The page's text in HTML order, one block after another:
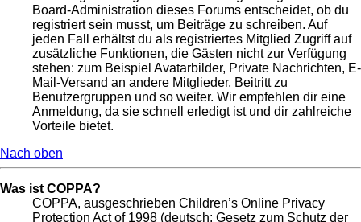
Board-Administration dieses Forums entscheidet, ob du
registriert sein musst, um Beiträge zu schreiben. Auf
jeden Fall erhältst du als registriertes Mitglied Zugriff auf
zusätzliche Funktionen, die Gästen nicht zur Verfügung
stehen: zum Beispiel Avatarbilder, Private Nachrichten, E-
Mail-Versand an andere Mitglieder, Beitritt zu
Benutzergruppen und so weiter. Wir empfehlen dir eine
Anmeldung, da sie schnell erledigt ist und dir zahlreiche
Vorteile bietet.
Nach oben
Was ist COPPA?
COPPA, ausgeschrieben Children’s Online Privacy
Protection Act of 1998 (deutsch: Gesetz zum Schutz der